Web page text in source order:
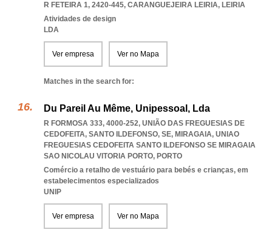
R FETEIRA 1, 2420-445, CARANGUEJEIRA LEIRIA, LEIRIA
Atividades de design
LDA
Ver empresa Ver no Mapa
Matches in the search for:
Du Pareil Au Même, Unipessoal, Lda
R FORMOSA 333, 4000-252, UNIÃO DAS FREGUESIAS DE
CEDOFEITA, SANTO ILDEFONSO, SE, MIRAGAIA, UNIAO
FREGUESIAS CEDOFEITA SANTO ILDEFONSO SE MIRAGAIA
SAO NICOLAU VITORIA PORTO, PORTO
Comércio a retalho de vestuário para bebés e crianças, em
estabelecimentos especializados
UNIP
Ver empresa Ver no Mapa